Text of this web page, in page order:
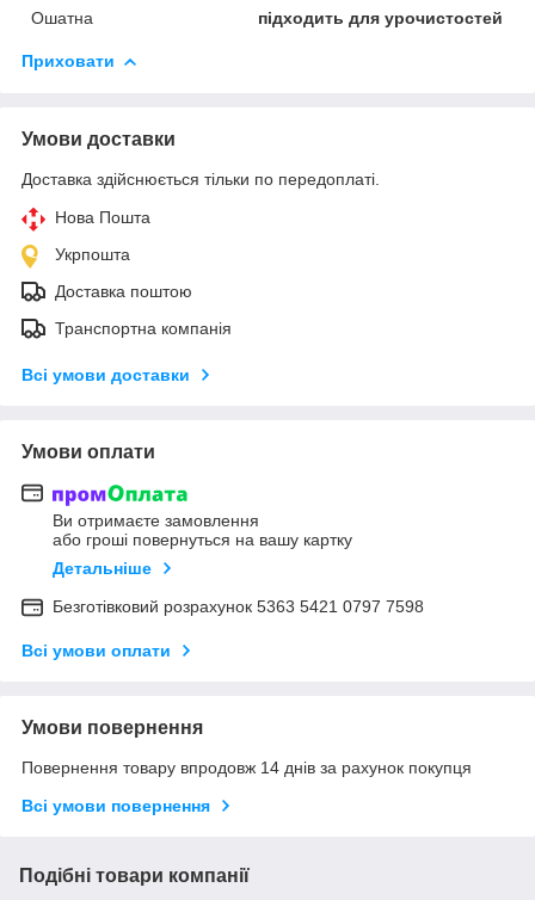
Ошатна
підходить для урочистостей
Приховати
Умови доставки
Доставка здійснюється тільки по передоплаті.
Нова Пошта
Укрпошта
Доставка поштою
Транспортна компанія
Всі умови доставки
Умови оплати
Ви отримаєте замовлення
або гроші повернуться на вашу картку
Детальніше
Безготівковий розрахунок 5363 5421 0797 7598
Всі умови оплати
Умови повернення
Повернення товару впродовж 14 днів за рахунок покупця
Всі умови повернення
Подібні товари компанії